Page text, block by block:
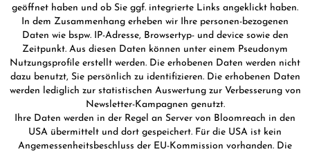
geöffnet haben und ob Sie ggf. integrierte Links angeklickt haben.
In dem Zusammenhang erheben wir Ihre personen-bezogenen
Daten wie bspw. IP-Adresse, Browsertyp- und device sowie den
Zeitpunkt. Aus diesen Daten können unter einem Pseudonym
Nutzungsprofile erstellt werden. Die erhobenen Daten werden nicht
dazu benutzt, Sie persönlich zu identifizieren. Die erhobenen Daten
werden lediglich zur statistischen Auswertung zur Verbesserung von
Newsletter-Kampagnen genutzt.
Ihre Daten werden in der Regel an Server von Bloomreach in den
USA übermittelt und dort gespeichert. Für die USA ist kein
Angemessenheitsbeschluss der EU-Kommission vorhanden. Die